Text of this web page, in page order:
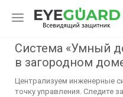
Система «Умный
в загородном
Централизуем инженерные
точку управления. Следите